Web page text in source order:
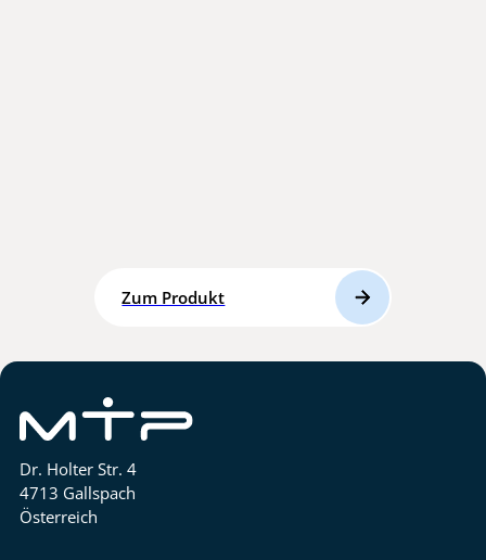
Zum Produkt
Dr. Holter Str. 4
4713 Gallspach
Österreich